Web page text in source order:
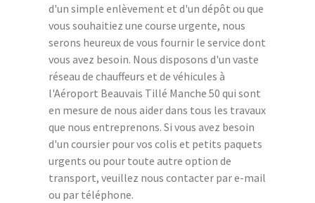
d'un simple enlèvement et d'un dépôt ou que
vous souhaitiez une course urgente, nous
serons heureux de vous fournir le service dont
vous avez besoin. Nous disposons d'un vaste
réseau de chauffeurs et de véhicules à
l'Aéroport Beauvais Tillé Manche 50 qui sont
en mesure de nous aider dans tous les travaux
que nous entreprenons. Si vous avez besoin
d'un coursier pour vos colis et petits paquets
urgents ou pour toute autre option de
transport, veuillez nous contacter par e-mail
ou par téléphone.